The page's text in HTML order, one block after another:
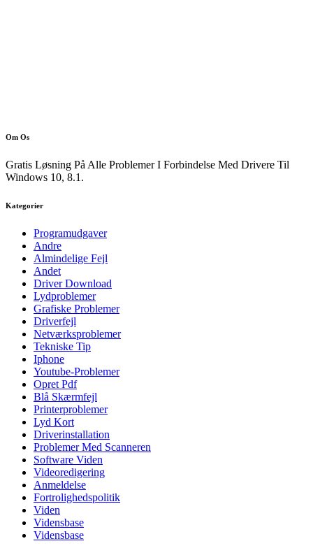
Om Os
Gratis Løsning På Alle Problemer I Forbindelse Med Drivere Til
Windows 10, 8.1.
Kategorier
Programudgaver
Andre
Almindelige Fejl
Andet
Driver Download
Lydproblemer
Grafiske Problemer
Driverfejl
Netværksproblemer
Tekniske Tip
Iphone
Youtube-Problemer
Opret Pdf
Blå Skærmfejl
Printerproblemer
Lyd Kort
Driverinstallation
Problemer Med Scanneren
Software Viden
Videoredigering
Anmeldelse
Fortrolighedspolitik
Viden
Vidensbase
Vidensbase